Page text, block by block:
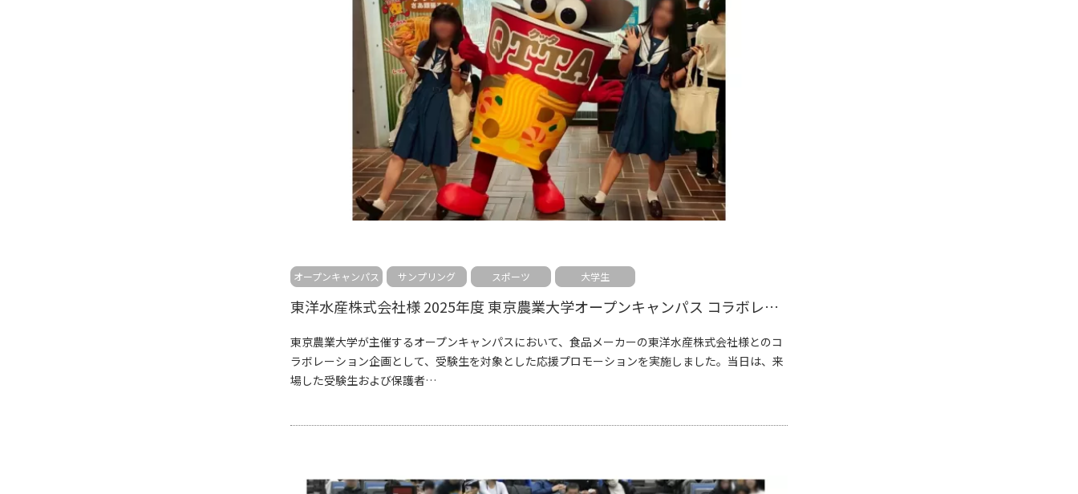
オープンキャンパス サンプリング スポーツ 大学生
東洋水産株式会社様 2025年度 東京農業大学オープンキャンパス コラボレーション企画「QTTA」受験生応援プロモーション
東京農業大学が主催するオープンキャンパスにおいて、食品メーカーの東洋水産株式会社様とのコ
ラボレーション企画として、受験生を対象とした応援プロモーションを実施しました。当日は、来
場した受験生および保護者…